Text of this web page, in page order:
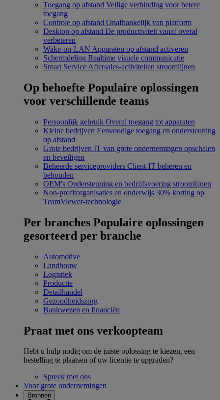
Toegang op afstand Veilige verbinding voor betere
toegang
Controle op afstand Onafhankelijk van platform
Desktop op afstand De productiviteit vanaf overal
verbeteren
Wake-on-LAN Apparaten op afstand activeren
Schermdeling Realtime visuele communicatie
Smart Service Aftersales-activiteiten stroomlijnen
Op behoefte Populaire oplossingen
voor verschillende teams
Persoonlijk gebruik Overal toegang tot apparaten
Kleine bedrijven Eenvoudige toegang en ondersteuning
op afstand
Grote bedrijven IT van grote ondernemingen opschalen
en beveiligen
Beheerde serviceproviders Client-IT beheren en
behouden
OEM's Ondersteuning en bedrijfsvoering stroomlijnen
Non-profitorganisaties en onderwijs 30% korting op
TeamViewer-technologie
Per branches Populaire oplossingen
gesorteerd per branche
Automotive
Landbouw
Logistiek
Productie
Detailhandel
Gezondheidszorg
Bankwezen en financiën
Praat met ons verkoopteam
Hebt u hulp nodig om de juiste oplossing te kiezen, een
bestelling te plaatsen of uw licentie te upgraden?
Spreek met ons
Voor grote ondernemingen
Bronnen